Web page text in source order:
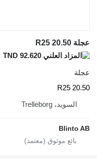
عجلة 20.50 R25
عجلة
20.50 R25
السويد، Trelleborg
Blinto AB